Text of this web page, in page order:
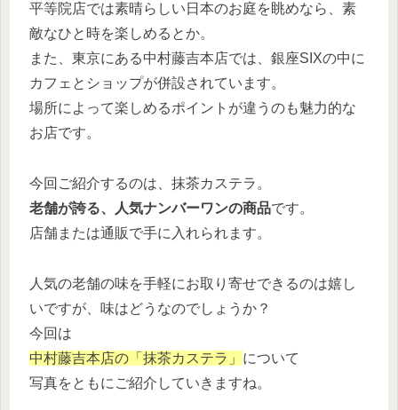
平等院店では素晴らしい日本のお庭を眺めなら、素
敵なひと時を楽しめるとか。
また、東京にある中村藤吉本店では、銀座SIXの中に
カフェとショップが併設されています。
場所によって楽しめるポイントが違うのも魅力的な
お店です。
今回ご紹介するのは、抹茶カステラ。
老舗が誇る、人気ナンバーワンの商品です。
店舗または通販で手に入れられます。
人気の老舗の味を手軽にお取り寄せできるのは嬉し
いですが、味はどうなのでしょうか？
今回は
中村藤吉本店の「抹茶カステラ」 について
写真をともにご紹介していきますね。